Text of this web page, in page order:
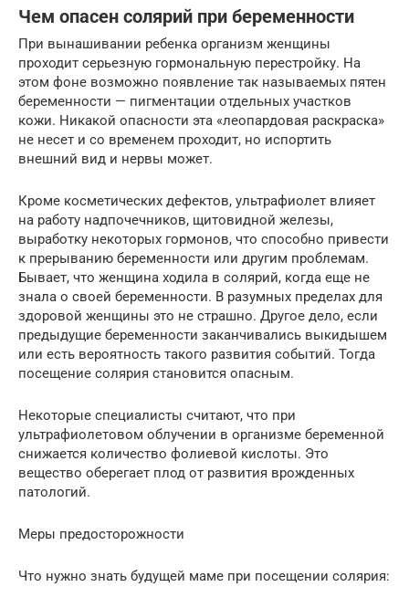
Чем опасен солярий при беременности
При вынашивании ребенка организм женщины
проходит серьезную гормональную перестройку. На
этом фоне возможно появление так называемых пятен
беременности — пигментации отдельных участков
кожи. Никакой опасности эта «леопардовая раскраска»
не несет и со временем проходит, но испортить
внешний вид и нервы может.
Кроме косметических дефектов, ультрафиолет влияет
на работу надпочечников, щитовидной железы,
выработку некоторых гормонов, что способно привести
к прерыванию беременности или другим проблемам.
Бывает, что женщина ходила в солярий, когда еще не
знала о своей беременности. В разумных пределах для
здоровой женщины это не страшно. Другое дело, если
предыдущие беременности заканчивались выкидышем
или есть вероятность такого развития событий. Тогда
посещение солярия становится опасным.
Некоторые специалисты считают, что при
ультрафиолетовом облучении в организме беременной
снижается количество фолиевой кислоты. Это
вещество оберегает плод от развития врожденных
патологий.
Меры предосторожности
Что нужно знать будущей маме при посещении солярия: